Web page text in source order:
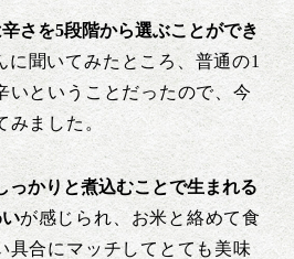
さを5段階から選ぶことができ
に聞いてみたところ、普通の1
いということだったので、今
みました。
っかりと煮込むことで生まれる
が感じられ、お米と絡めて食
具合にマッチしてとても美味